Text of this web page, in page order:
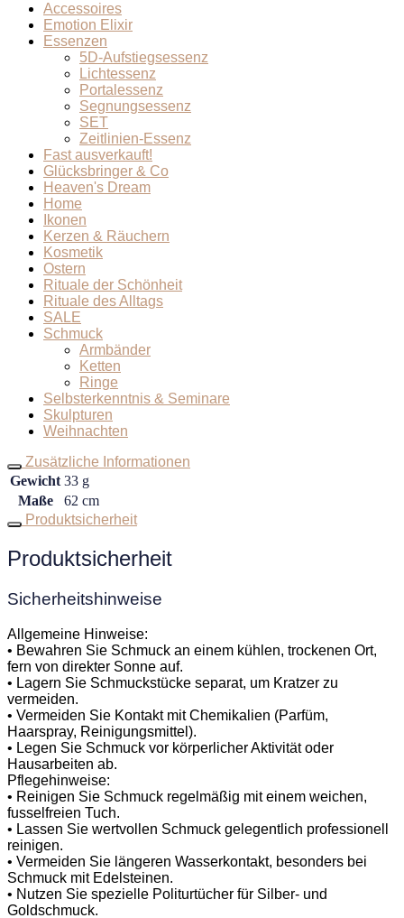
Accessoires
Emotion Elixir
Essenzen
5D-Aufstiegsessenz
Lichtessenz
Portalessenz
Segnungsessenz
SET
Zeitlinien-Essenz
Fast ausverkauft!
Glücksbringer & Co
Heaven's Dream
Home
Ikonen
Kerzen & Räuchern
Kosmetik
Ostern
Rituale der Schönheit
Rituale des Alltags
SALE
Schmuck
Armbänder
Ketten
Ringe
Selbsterkenntnis & Seminare
Skulpturen
Weihnachten
Zusätzliche Informationen
Gewicht 33 g
Maße
62 cm
Produktsicherheit
Produktsicherheit
Sicherheitshinweise
Allgemeine Hinweise:
• Bewahren Sie Schmuck an einem kühlen, trockenen Ort,
fern von direkter Sonne auf.
• Lagern Sie Schmuckstücke separat, um Kratzer zu
vermeiden.
• Vermeiden Sie Kontakt mit Chemikalien (Parfüm,
Haarspray, Reinigungsmittel).
• Legen Sie Schmuck vor körperlicher Aktivität oder
Hausarbeiten ab.
Pflegehinweise:
• Reinigen Sie Schmuck regelmäßig mit einem weichen,
fusselfreien Tuch.
• Lassen Sie wertvollen Schmuck gelegentlich professionell
reinigen.
• Vermeiden Sie längeren Wasserkontakt, besonders bei
Schmuck mit Edelsteinen.
• Nutzen Sie spezielle Politurtücher für Silber- und
Goldschmuck.